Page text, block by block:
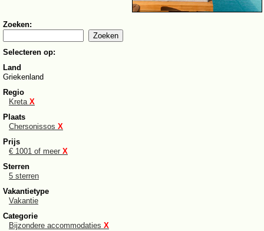
Zoeken:
Selecteren op:
Land
Griekenland
Regio
Kreta X
Plaats
Chersonissos X
Prijs
€ 1001 of meer X
Sterren
5 sterren
Vakantietype
Vakantie
Categorie
Bijzondere accommodaties X